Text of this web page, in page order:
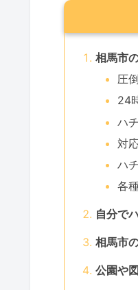
相馬市
圧
24
ハ
対
ハ
各
自分で
相馬市
公園や